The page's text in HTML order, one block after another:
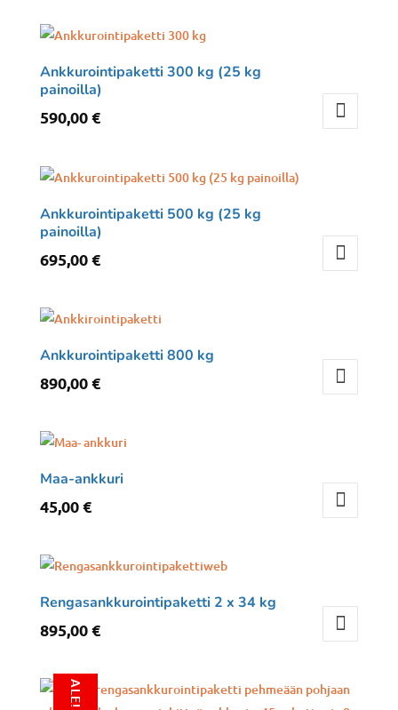
Ankkurointipaketti 300 kg (25 kg
painoilla)
590,00€
Ankkurointipaketti 500 kg (25 kg
painoilla)
695,00€
Ankkurointipaketti 800 kg
890,00€
Maa-ankkuri
45,00€
Rengasankkurointipaketti 2 x 34 kg
895,00€
ALE!